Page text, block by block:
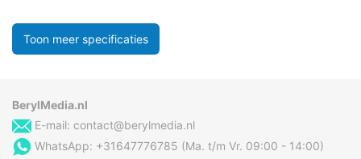
Toon meer specificaties
BerylMedia.nl
E-mail: contact@berylmedia.nl
WhatsApp: +31647776785 (Ma. t/m Vr. 09:00 - 14:00)